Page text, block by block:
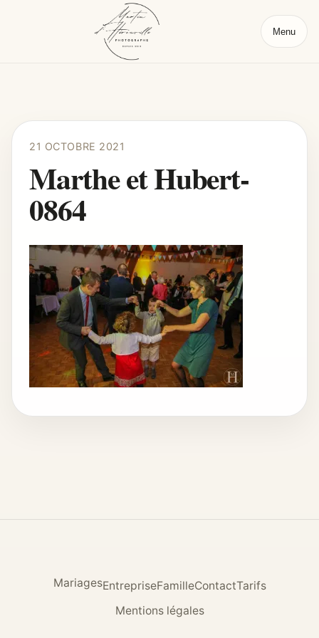
Menu
21 OCTOBRE 2021
Marthe et Hubert-
0864
MariagesEntrepriseFamilleContactTarifs
Mentions légales